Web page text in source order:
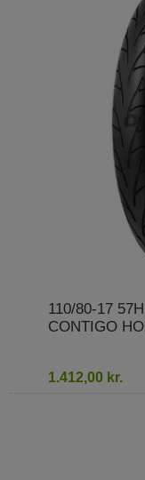
110/80-17
CONTIGO
1.412,00 kr.